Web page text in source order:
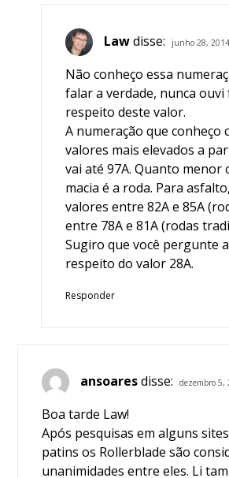
Law disse: junho 28,
Não conheço essa
falar a verdade, nunca ouvi
respeito deste valor.
A numeração que conheço
valores mais elevados a
vai até 97A. Quanto menor
macia é a roda. Para
valores entre 82A e 85A
entre 78A e 81A (rodas
Sugiro que você pergunte
respeito do valor 28A.
Responder
ansoares disse: dezembro 5,
Boa tarde Law!
Após pesquisas em alguns
patins os Rollerblade são
unanimidades entre eles. Li